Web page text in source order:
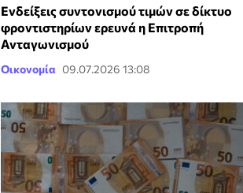
Ενδείξεις συντονισμού τιμών σε δίκτυο
φροντιστηρίων ερευνά η Επιτροπή
Ανταγωνισμού
Οικονομία 09.07.2026 13:08